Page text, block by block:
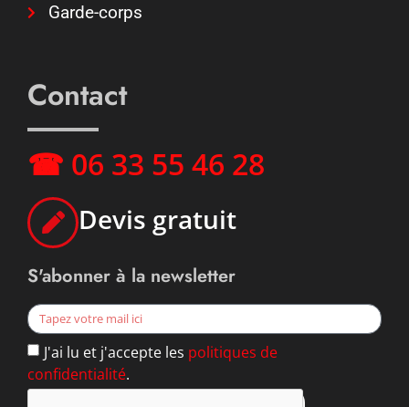
Garde-corps
Contact
☎ 06 33 55 46 28
Devis gratuit
S'abonner à la newsletter
J'ai lu et j'accepte les politiques de
confidentialité.